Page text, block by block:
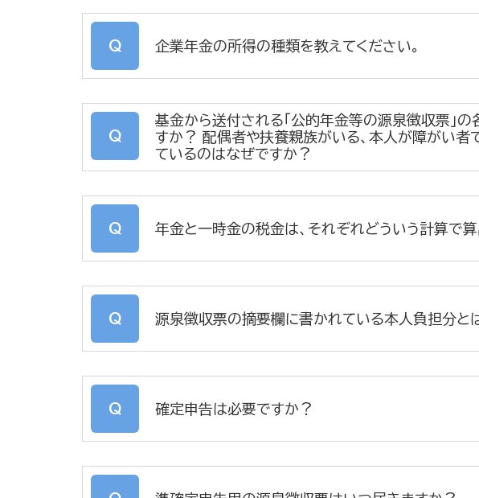
企業年金の所得の種類を教えてください。
基金から送付される「公的年金等の源泉徴収票」
すか？ 配偶者や扶養親族がいる、本人が障がい者
ているのはなぜですか？
年金と一時金の税金は、それぞれどういう計算で算
源泉徴収票の摘要欄に書かれている本人負担分と
確定申告は必要ですか？